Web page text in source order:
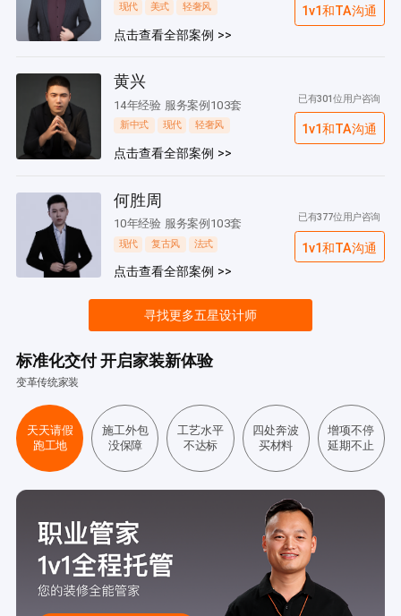
现代 美式 轻奢风
点击查看全部案例 >>
1v1和TA沟通
黄兴
14年经验 服务案例103套
新中式 现代 轻奢风
点击查看全部案例 >>
已有301位用户咨询
1v1和TA沟通
何胜周
10年经验 服务案例103套
现代 复古风 法式
点击查看全部案例 >>
已有377位用户咨询
1v1和TA沟通
寻找更多五星设计师
标准化交付 开启家装新体验
变革传统家装
天天请假
跑工地
施工外包
没保障
工艺水平
不达标
四处奔波
买材料
增项不停
延期不止